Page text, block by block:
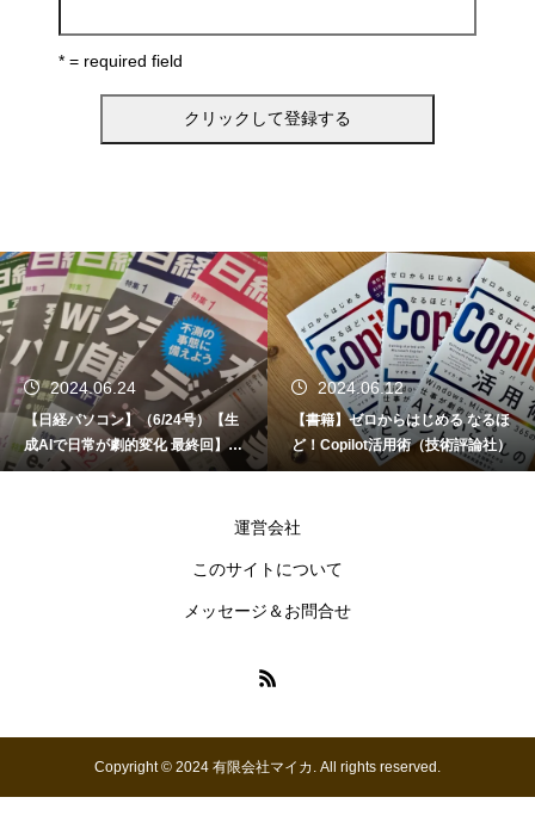
* = required field
2024.06.24
【日経パソコン】（6/24号）【生
成AIで日常が劇的変化 最終回】 A
I時代のアプリケーション／サービ
2024.06.12
【書籍】ゼロからはじめる なるほ
ど！Copilot活用術（技術評論社）
運営会社
このサイトについて
メッセージ＆お問合せ
Copyright © 2024 有限会社マイカ. All rights reserved.